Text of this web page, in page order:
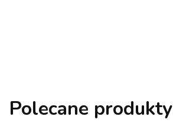
Polecane produkty